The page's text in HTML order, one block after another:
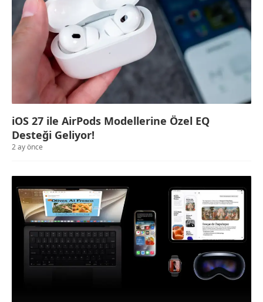
iOS 27 ile AirPods Modellerine Özel EQ
Desteği Geliyor!
2 ay önce